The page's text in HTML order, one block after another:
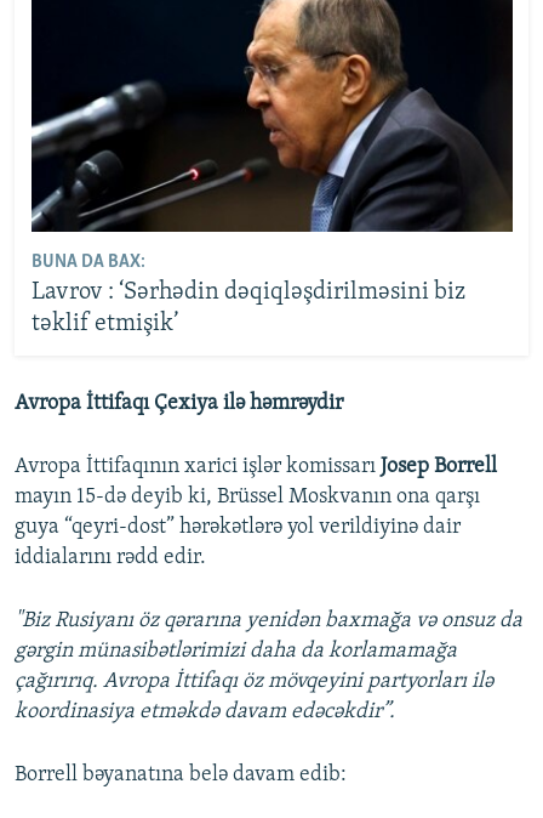
BUNA DA BAX:
Lavrov : ‘Sərhədin dəqiqləşdirilməsini biz
təklif etmişik’
Avropa İttifaqı Çexiya ilə həmrəydir
Avropa İttifaqının xarici işlər komissarı Josep Borrell
mayın 15-də deyib ki, Brüssel Moskvanın ona qarşı
guya “qeyri-dost” hərəkətlərə yol verildiyinə dair
iddialarını rədd edir.
"Biz Rusiyanı öz qərarına yenidən baxmağa və onsuz da
gərgin münasibətlərimizi daha da korlamamağa
çağırırıq. Avropa İttifaqı öz mövqeyini partyorları ilə
koordinasiya etməkdə davam edəcəkdir”.
Borrell bəyanatına belə davam edib: